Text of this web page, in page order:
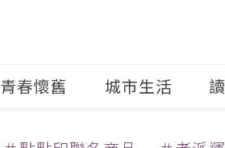
青春懷舊 城市生活